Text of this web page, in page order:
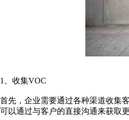
1、收集VOC
首先，企业需要通过各种渠道收集
可以通过与客户的直接沟通来获取